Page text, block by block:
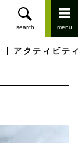
アクティビテ